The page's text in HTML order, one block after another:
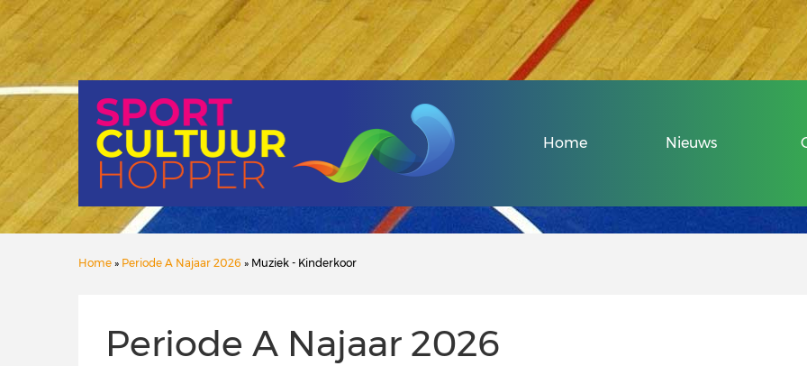
Veel gestelde
Home Nieuws
Over de Sport-
Home » Periode A Najaar 2026 » Muziek - Kinderkoor
Periode A Najaar 2026